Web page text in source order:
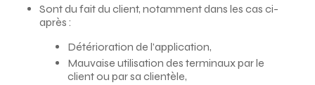
Sont du fait du client, notamment dans les cas ci-
après :
Détérioration de l’application,
Mauvaise utilisation des terminaux par le
client ou par sa clientèle,